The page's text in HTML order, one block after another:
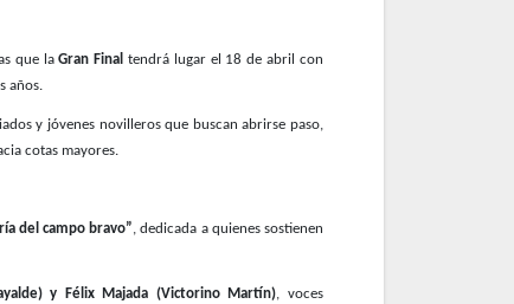
que laGran Final tendrá lugar el 18 de abril con
años.
y jóvenes novilleros que buscan abrirse paso,
cotas mayores.
del campo bravo”, dedicada a quienes sostienen
y Félix Majada (Victorino Martín), voces